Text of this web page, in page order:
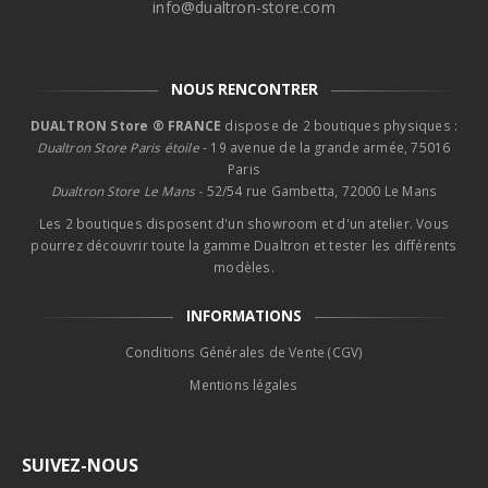
info@dualtron-store.com
NOUS RENCONTRER
DUALTRON Store ® FRANCE dispose de 2 boutiques physiques :
Dualtron Store Paris étoile- 19 avenue de la grande armée, 75016
Paris
Dualtron Store Le Mans - 52/54 rue Gambetta, 72000 Le Mans
Les 2 boutiques disposent d'un showroom et d'un atelier. Vous
pourrez découvrir toute la gamme Dualtron et tester les différents
modèles.
INFORMATIONS
Conditions Générales de Vente (CGV)
Mentions légales
SUIVEZ-NOUS